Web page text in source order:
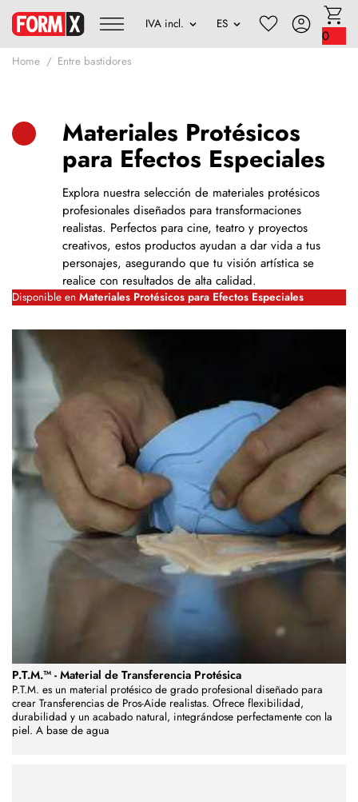
0
Home Entre bastidores
Materiales Protésicos
para Efectos Especiales
Explora nuestra selección de materiales protésicos
profesionales diseñados para transformaciones
realistas. Perfectos para cine, teatro y proyectos
creativos, estos productos ayudan a dar vida a tus
personajes, asegurando que tu visión artística se
realice con resultados de alta calidad.
Disponible en Materiales Protésicos para Efectos Especiales
P.T.M.™ - Material de Transferencia Protésica
P.T.M. es un material protésico de grado profesional diseñado para
crear Transferencias de Pros-Aide realistas. Ofrece flexibilidad,
durabilidad y un acabado natural, integrándose perfectamente con la
piel. A base de agua